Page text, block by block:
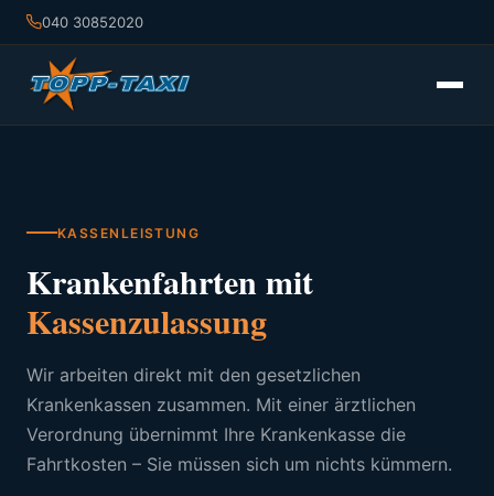
040 30852020
KASSENLEISTUNG
Krankenfahrten mit
Kassenzulassung
Wir arbeiten direkt mit den gesetzlichen
Krankenkassen zusammen. Mit einer ärztlichen
Verordnung übernimmt Ihre Krankenkasse die
Fahrtkosten – Sie müssen sich um nichts kümmern.